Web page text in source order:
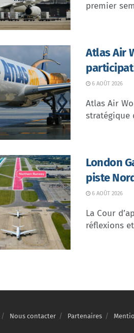
premier
Atlas Air
6 AOÛT 2026
Atlas Air
stratégique
London
piste
6 AOÛT 2026
La Cour
réflexions
Nous contacter Partenaires